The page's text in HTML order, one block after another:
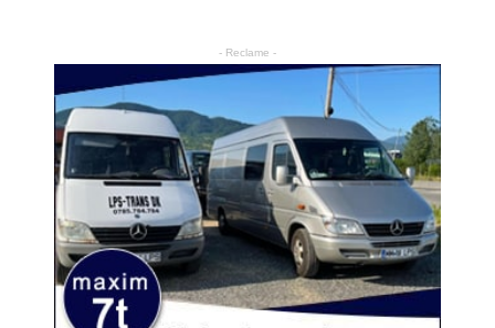
- Reclame -